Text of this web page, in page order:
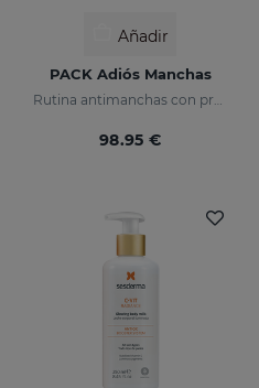
Añadir
PACK Adiós Manchas
Rutina antimanchas con protección solar
98.95 €